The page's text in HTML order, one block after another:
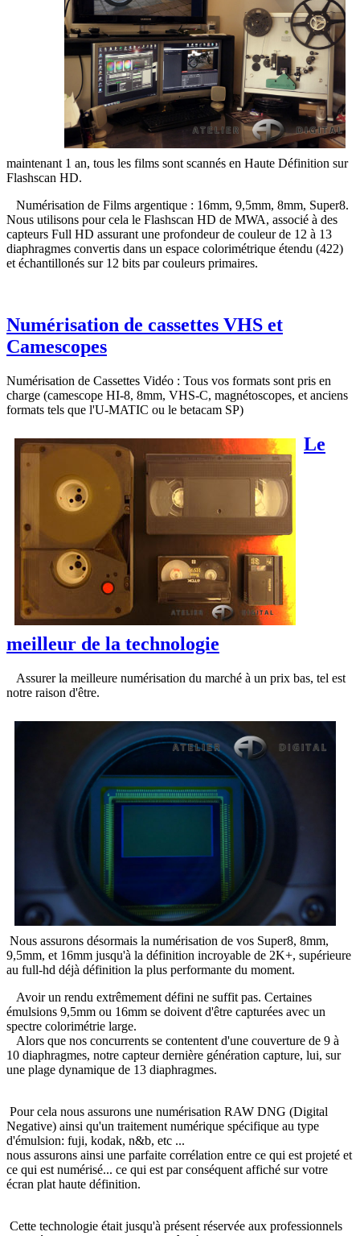
maintenant 1 an, tous les films sont scannés en Haute Définition sur
Flashscan HD.
Numérisation de Films argentique : 16mm, 9,5mm, 8mm, Super8.
Nous utilisons pour cela le Flashscan HD de MWA, associé à des
capteurs Full HD assurant une profondeur de couleur de 12 à 13
diaphragmes convertis dans un espace colorimétrique étendu (422)
et échantillonés sur 12 bits par couleurs primaires.
Numérisation de cassettes VHS et
Camescopes
Numérisation de Cassettes Vidéo : Tous vos formats sont pris en
charge (camescope HI-8, 8mm, VHS-C, magnétoscopes, et anciens
formats tels que l'U-MATIC ou le betacam SP)
Le
meilleur de la technologie
Assurer la meilleure numérisation du marché à un prix bas, tel est
notre raison d'être.
Nous assurons désormais la numérisation de vos Super8, 8mm,
9,5mm, et 16mm jusqu'à la définition incroyable de 2K+, supérieure
au full-hd déjà définition la plus performante du moment.
Avoir un rendu extrêmement défini ne suffit pas. Certaines
émulsions 9,5mm ou 16mm se doivent d'être capturées avec un
spectre colorimétrie large.
Alors que nos concurrents se contentent d'une couverture de 9 à
10 diaphragmes, notre capteur dernière génération capture, lui, sur
une plage dynamique de 13 diaphragmes.
Pour cela nous assurons une numérisation RAW DNG (Digital
Negative) ainsi qu'un traitement numérique spécifique au type
d'émulsion: fuji, kodak, n&b, etc ...
nous assurons ainsi une parfaite corrélation entre ce qui est projeté et
ce qui est numérisé... ce qui est par conséquent affiché sur votre
écran plat haute définition.
Cette technologie était jusqu'à présent réservée aux professionnels